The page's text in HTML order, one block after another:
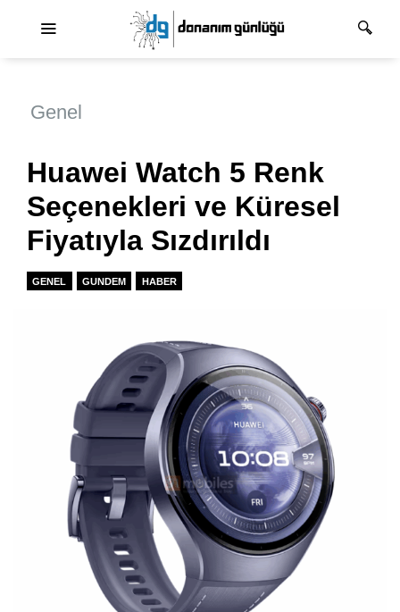
Genel
Huawei Watch 5 Renk
Seçenekleri ve Küresel
Fiyatıyla Sızdırıldı
GENEL GUNDEM HABER